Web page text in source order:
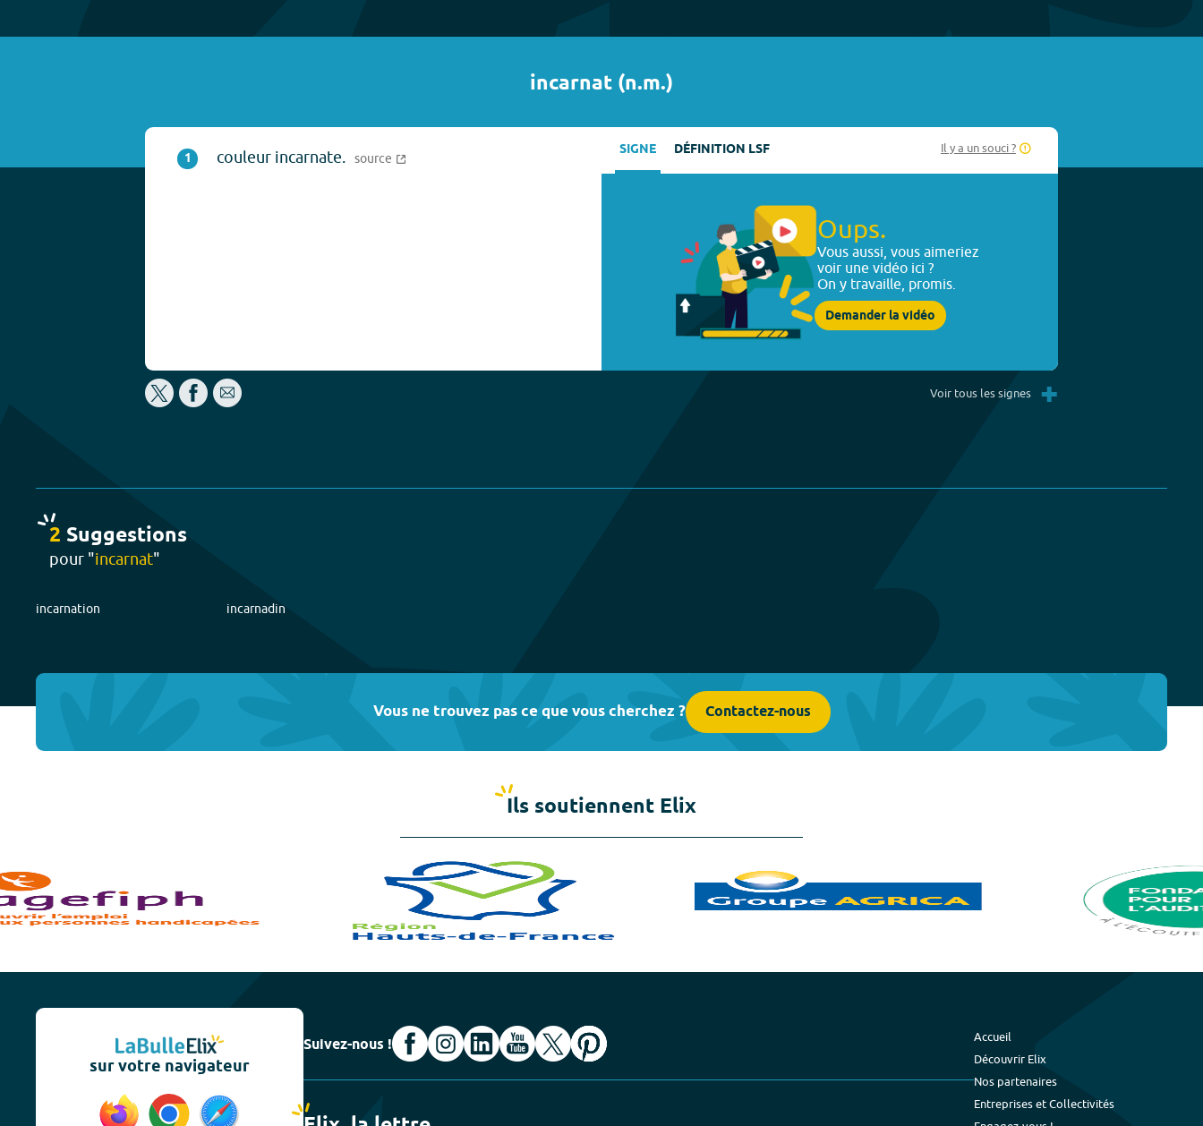
incarnat (n.m.)
1 couleur incarnate. source SIGNE DÉFINITION LSF Il y a un souci ?
Oups.
Vous aussi, vous aimeriez
voir une vidéo ici ?
On y travaille, promis.
Demander la vidéo
Voir tous les signes +
2 Suggestions
pour "incarnat"
incarnation incarnadin
Vous ne trouvez pas ce que vous cherchez ? Contactez-nous
Ils soutiennent Elix
sur votre navigateur
Suivez-nous !
Accueil
Découvrir Elix
Nos partenaires
Entreprises et Collectivités